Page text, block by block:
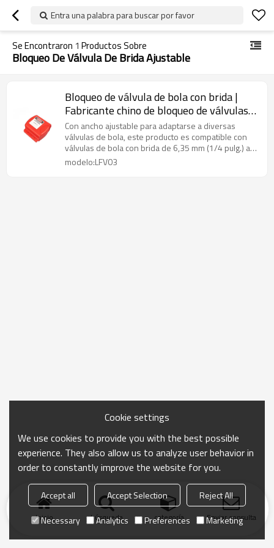
Entra una palabra para buscar por favor
Se Encontraron 1 Productos Sobre
Bloqueo De Válvula De Brida Ajustable
Bloqueo de válvula de bola con brida |
Fabricante chino de bloqueo de válvulas
de seguridad
Con ancho ajustable para adaptarse a diversas
válvulas de bola, este producto es compatible con
válvulas de bola con brida de 6,35 mm (1/4 pulg.) a
140 mm (5 pulg.). Su etiqueta se puede personalizar
modelo:LFV03
Inicio búsqueda categoría Enviar consulta
Cookie settings
We use cookies to provide you with the best possible
experience. They also allow us to analyze user behavior in
order to constantly improve the website for you.
Accept all Accept Selection
Reject All
Necessary
Analytics Preferences Marketing